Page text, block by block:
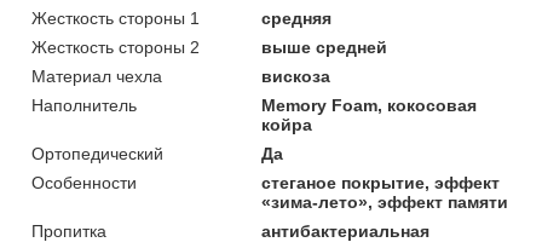
Жесткость стороны 1
средняя
Жесткость стороны 2
выше средней
Материал чехла
вискоза
Наполнитель
Memory Foam, кокосовая
койра
Ортопедический
Да
Особенности
стеганое покрытие, эффект
«зима-лето», эффект памяти
Пропитка
антибактериальная